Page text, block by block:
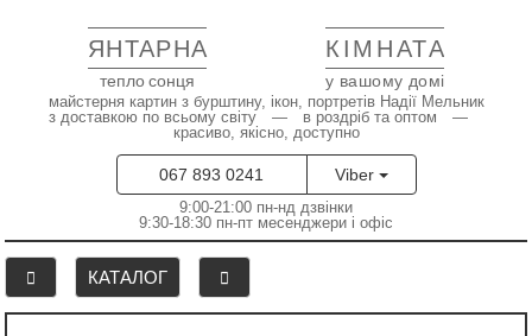
ЯНТАРНА КІМНАТА
тепло сонця у вашому домі
майстерня картин з бурштину, ікон, портретів Надії Мельник
з доставкою по всьому світу — в роздріб та оптом —
красиво, якісно, доступно
067 893 0241 Viber
9:00-21:00 пн-нд дзвінки
9:30-18:30 пн-пт месенджери і офіс
КАТАЛОГ